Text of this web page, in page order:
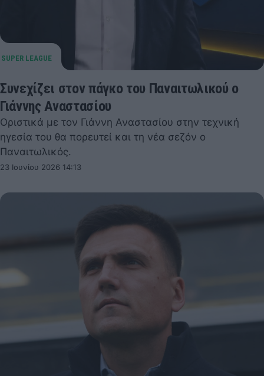
Συνεχίζει στον πάγκο του Παναιτωλικού ο
Γιάννης Αναστασίου
Οριστικά με τον Γιάννη Αναστασίου στην τεχνική
ηγεσία του θα πορευτεί και τη νέα σεζόν ο
Παναιτωλικός.
23 Ιουνίου 2026 14:13